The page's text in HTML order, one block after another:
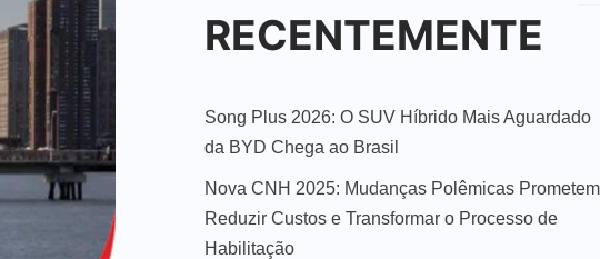
RECENTEMENTE
Song Plus 2026: O SUV Híbrido Mais Aguardado
da BYD Chega ao Brasil
Nova CNH 2025: Mudanças Polêmicas Prometem
Reduzir Custos e Transformar o Processo de
Habilitação